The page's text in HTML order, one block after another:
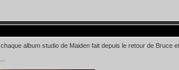
album studio de Maiden fait depuis le retour de Bruce et